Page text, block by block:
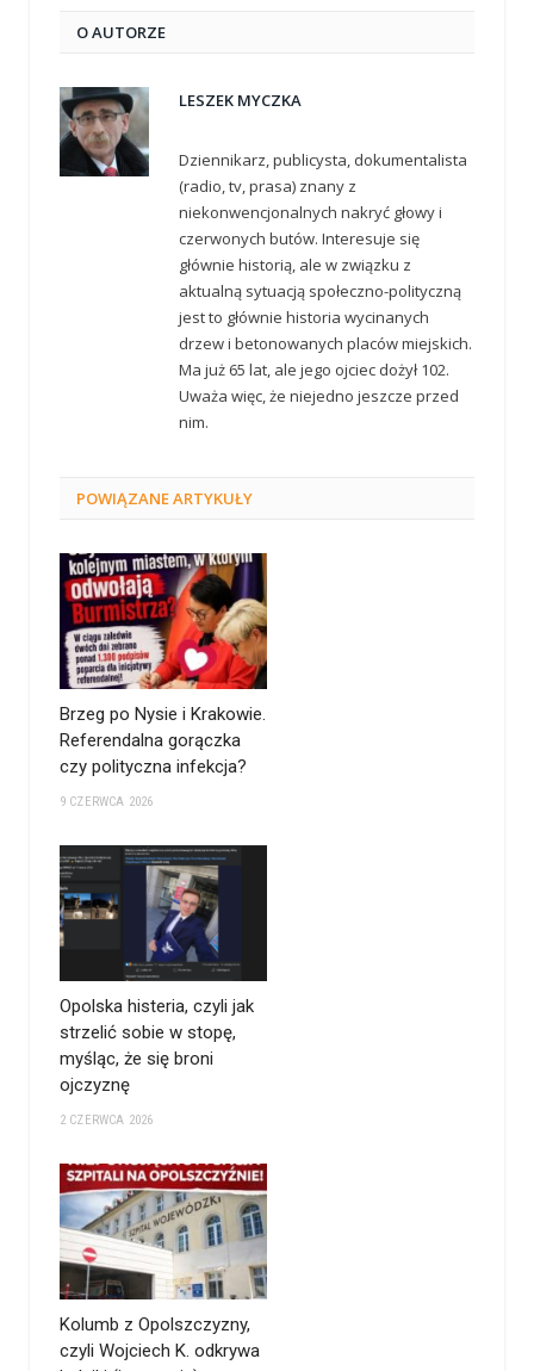
O AUTORZE
LESZEK MYCZKA
Dziennikarz, publicysta, dokumentalista
(radio, tv, prasa) znany z
niekonwencjonalnych nakryć głowy i
czerwonych butów. Interesuje się
głównie historią, ale w związku z
aktualną sytuacją społeczno-polityczną
jest to głównie historia wycinanych
drzew i betonowanych placów miejskich.
Ma już 65 lat, ale jego ojciec dożył 102.
Uważa więc, że niejedno jeszcze przed
nim.
POWIĄZANEARTYKUŁY
Brzeg po Nysie i Krakowie.
Referendalna gorączka
czy polityczna infekcja?
9 CZERWCA 2026
Opolska histeria, czyli jak
strzelić sobie w stopę,
myśląc, że się broni
ojczyznę
2 CZERWCA 2026
Kolumb z Opolszczyzny,
czyli Wojciech K. odkrywa